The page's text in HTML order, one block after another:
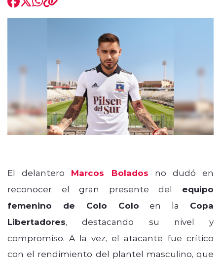
El delantero Marcos Bolados no dudó en
reconocer el gran presente del equipo
femenino de Colo Colo en la Copa
Libertadores, destacando su nivel y
compromiso. A la vez, el atacante fue crítico
con el rendimiento del plantel masculino, que